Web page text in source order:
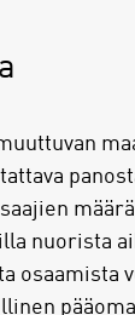
nuorista
osaamista